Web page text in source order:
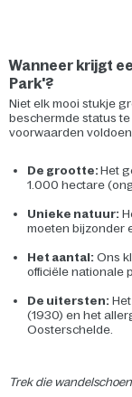
Wanneer krijgt
Park'?
Niet elk mooi stukje
beschermde status
voorwaarden
De grootte:Het
1.000 hectare
Unieke natuur:
moeten bijzonder
Het aantal: Ons
officiële nationale
De uitersten:
(1930) en het
Oosterschelde.
Trek die